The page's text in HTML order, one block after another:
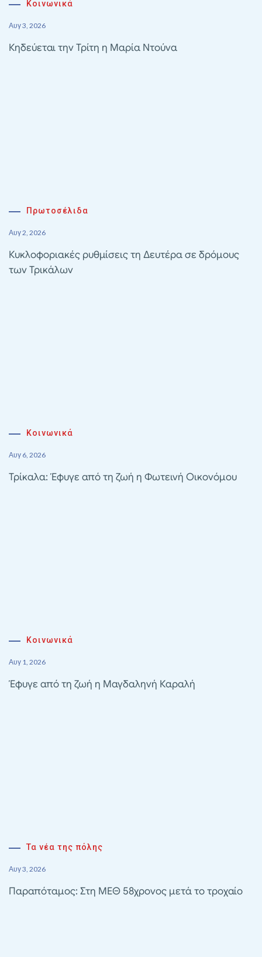
Κοινωνικά
Αυγ 3, 2026
Κηδεύεται την Τρίτη η Μαρία Ντούνα
Πρωτοσέλιδα
Αυγ 2, 2026
Κυκλοφοριακές ρυθμίσεις τη Δευτέρα σε δρόμους
των Τρικάλων
Κοινωνικά
Αυγ 6, 2026
Τρίκαλα: Έφυγε από τη ζωή η Φωτεινή Οικονόμου
Κοινωνικά
Αυγ 1, 2026
Έφυγε από τη ζωή η Μαγδαληνή Καραλή
Τα νέα της πόλης
Αυγ 3, 2026
Παραπόταμος: Στη ΜΕΘ 58χρονος μετά το τροχαίο